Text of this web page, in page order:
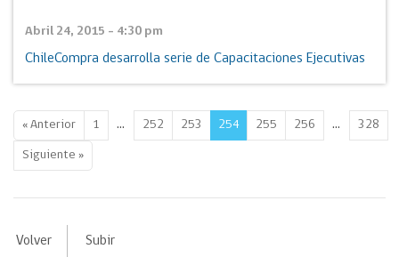
Abril 24, 2015 - 4:30 pm
ChileCompra desarrolla serie de Capacitaciones Ejecutivas
« Anterior 1 … 252 253 254 255 256 … 328
Siguiente »
Volver Subir